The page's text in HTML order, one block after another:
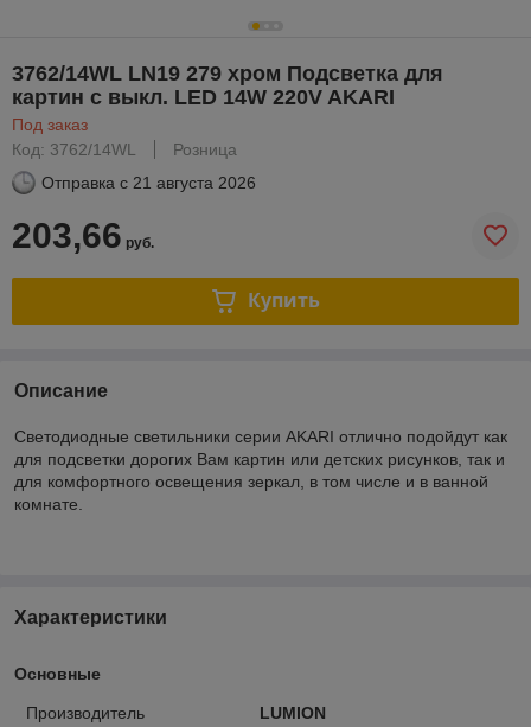
3762/14WL LN19 279 хром Подсветка для
картин с выкл. LED 14W 220V AKARI
Под заказ
Код: 3762/14WL
Розница
Отправка с 21 августа 2026
203,66 руб.
Купить
Описание
Светодиодные светильники серии AKARI отлично подойдут как
для подсветки дорогих Вам картин или детских рисунков, так и
для комфортного освещения зеркал, в том числе и в ванной
комнате.
Характеристики
Основные
Производитель
LUMION